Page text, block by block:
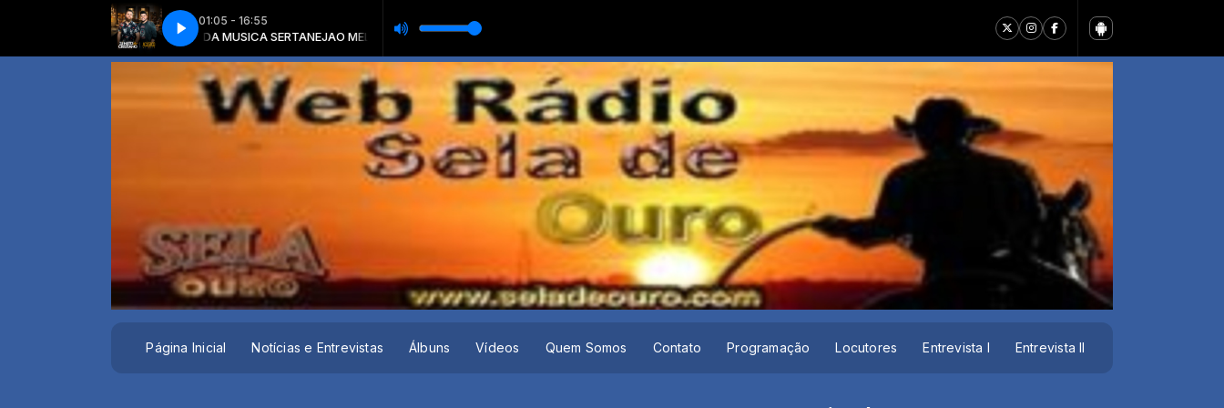
01:05 - 16:55
com O MELHOR DA MUSICA SERTANEJAO MELHOR DA MUSICA SERTANEJA com O MELHOR DA MUSICA SERTANEJA
ZE NETO E CRISTIANO - LONG NECK ZE NETO E CRISTIANO - LONG NECK
Página Inicial Notícias e Entrevistas Álbuns Vídeos Quem Somos Contato Programação Locutores Entrevista I Entrevista II